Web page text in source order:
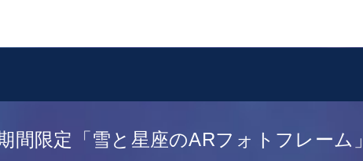
間限定「雪と星座のARフォトフレーム」